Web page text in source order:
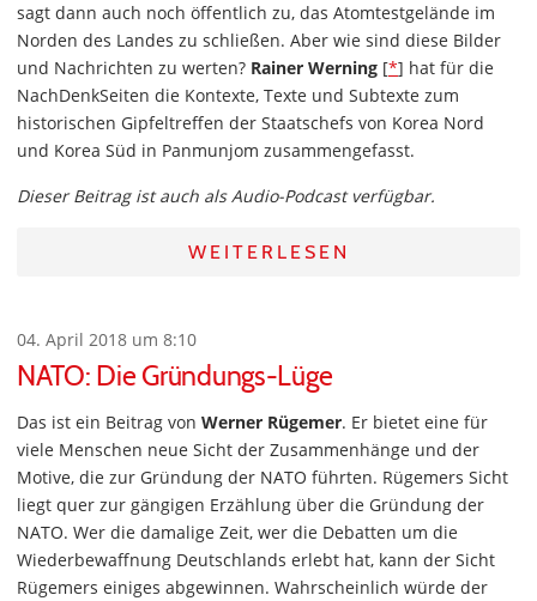
sagt dann auch noch öffentlich zu, das Atomtestgelände im
Norden des Landes zu schließen. Aber wie sind diese Bilder
und Nachrichten zu werten? Rainer Werning [*] hat für die
NachDenkSeiten die Kontexte, Texte und Subtexte zum
historischen Gipfeltreffen der Staatschefs von Korea Nord
und Korea Süd in Panmunjom zusammengefasst.
Dieser Beitrag ist auch als Audio-Podcast verfügbar.
WEITERLESEN
04. April 2018 um 8:10
NATO: Die Gründungs-Lüge
Das ist ein Beitrag von Werner Rügemer. Er bietet eine für
viele Menschen neue Sicht der Zusammenhänge und der
Motive, die zur Gründung der NATO führten. Rügemers Sicht
liegt quer zur gängigen Erzählung über die Gründung der
NATO. Wer die damalige Zeit, wer die Debatten um die
Wiederbewaffnung Deutschlands erlebt hat, kann der Sicht
Rügemers einiges abgewinnen. Wahrscheinlich würde der